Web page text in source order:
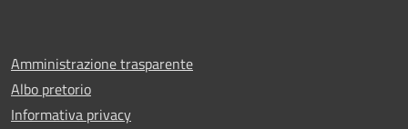
Amministrazione trasparente
Albo pretorio
Informativa privacy